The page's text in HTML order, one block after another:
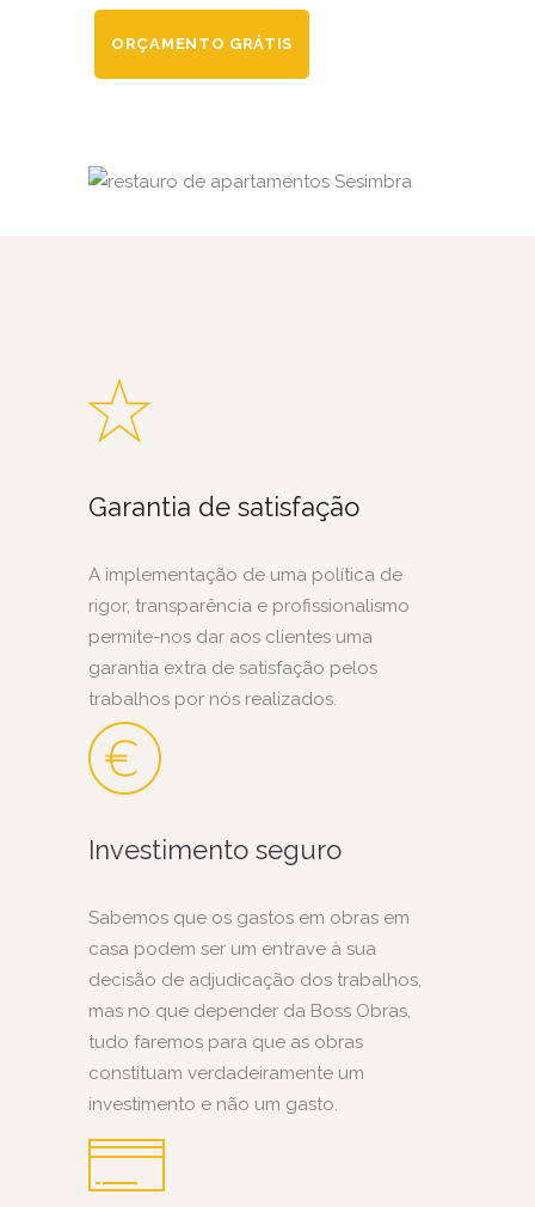
ORÇAMENTO GRÁTIS
Garantia de satisfação
A implementação de uma política de
rigor, transparência e profissionalismo
permite-nos dar aos clientes uma
garantia extra de satisfação pelos
trabalhos por nós realizados.
Investimento seguro
Sabemos que os gastos em obras em
casa podem ser um entrave à sua
decisão de adjudicação dos trabalhos,
mas no que depender da Boss Obras,
tudo faremos para que as obras
constituam verdadeiramente um
investimento e não um gasto.